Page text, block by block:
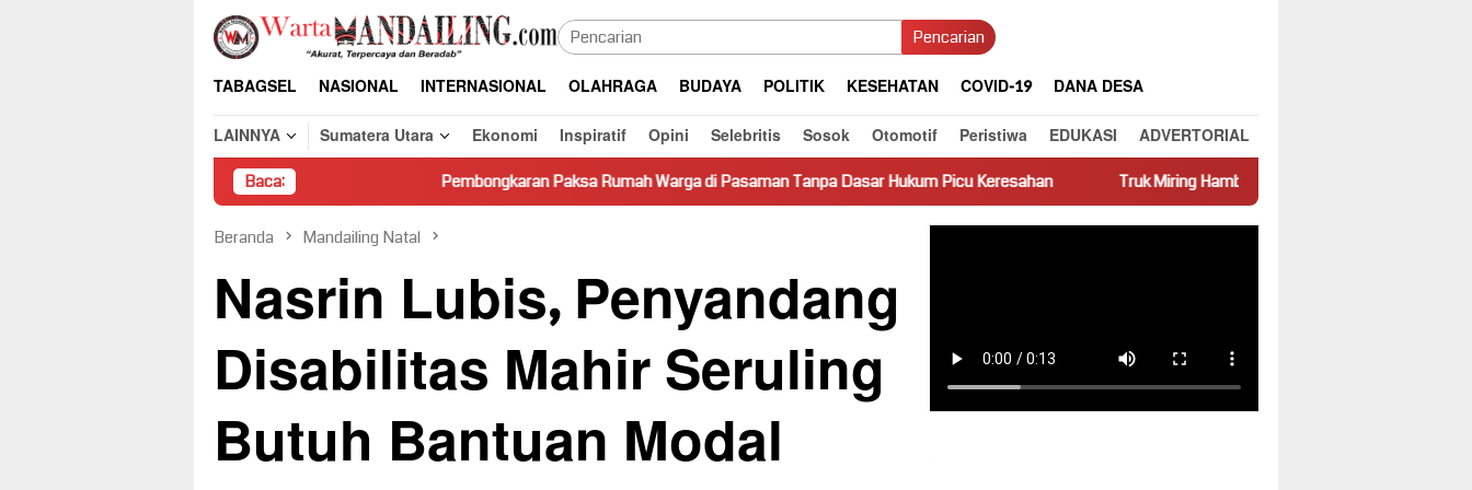
Loncat
konten
Pencarian
TABAGSEL NASIONAL INTERNASIONAL OLAHRAGA BUDAYA POLITIK KESEHATAN COVID-19
DANA DESA
LAINNYA
Sumatera Utara Ekonomi Inspiratif Opini Selebritis Sosok Otomotif Peristiwa EDUKASI ADVERTORIAL
Baca:Pembongkaran Paksa Rumah Warga di Pasaman Tanpa Dasar Hukum Picu Keresahan Truk Miring Hambat Arus Lalu Lintas di Jalan Panti–Simpang Empat
Beranda Mandailing Natal
Nasrin Lubis, Penyandang
Disabilitas Mahir Seruling
Butuh Bantuan Modal